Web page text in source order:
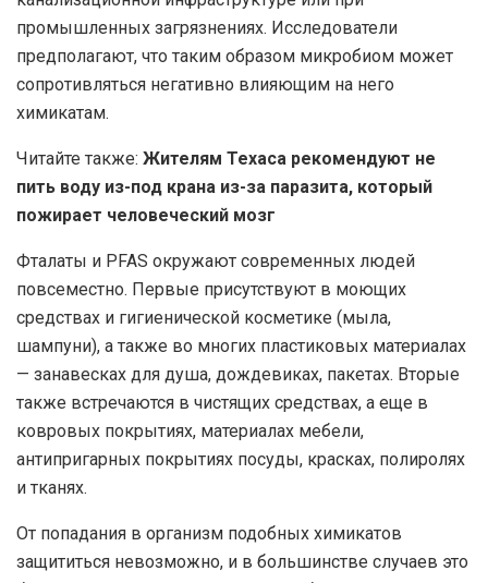
промышленных загрязнениях. Исследователи
предполагают, что таким образом микробиом может
сопротивляться негативно влияющим на него
химикатам.
Читайте также: Жителям Техаса рекомендуют не
пить воду из-под крана из-за паразита, который
пожирает человеческий мозг
Фталаты и PFAS окружают современных людей
повсеместно. Первые присутствуют в моющих
средствах и гигиенической косметике (мыла,
шампуни), а также во многих пластиковых материалах
— занавесках для душа, дождевиках, пакетах. Вторые
также встречаются в чистящих средствах, а еще в
ковровых покрытиях, материалах мебели,
антипригарных покрытиях посуды, красках, полиролях
и тканях.
От попадания в организм подобных химикатов
защититься невозможно, и в большинстве случаев это